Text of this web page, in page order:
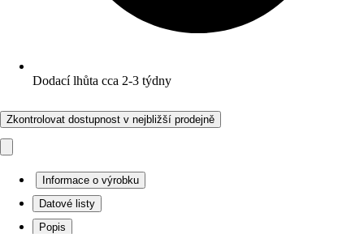
Dodací lhůta cca 2-3 týdny
Zkontrolovat dostupnost v nejbližší prodejně
Informace o výrobku
Datové listy
Popis